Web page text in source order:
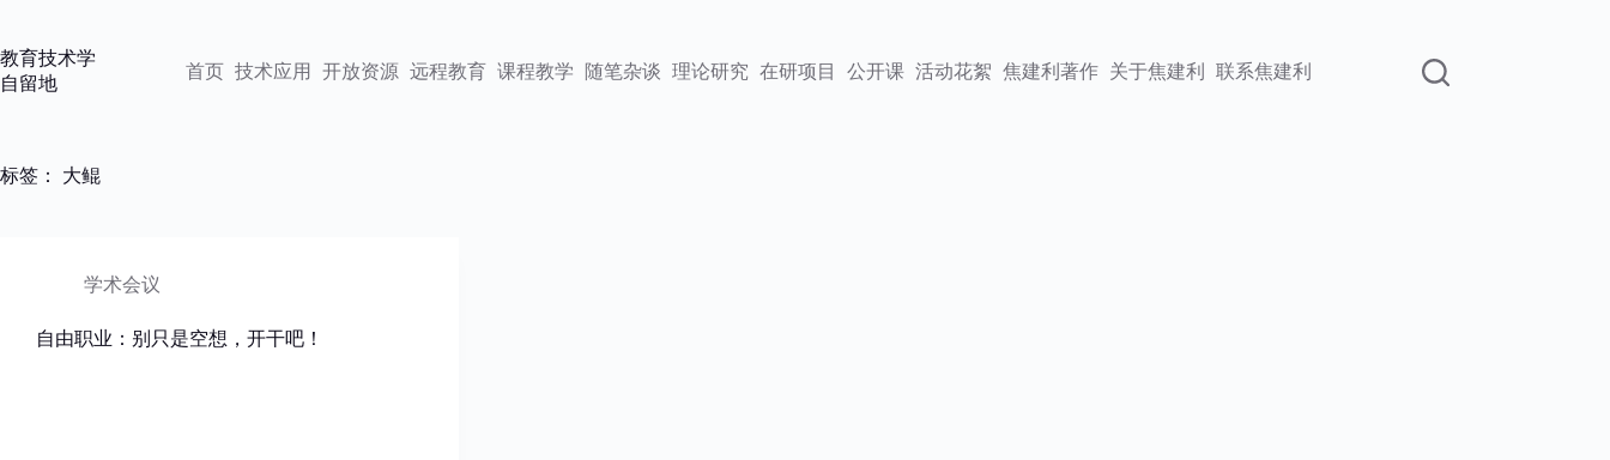
内
容
教育技术学
自留地
首页 技术应用 开放资源 远程教育 课程教学 随笔杂谈 理论研究 在研项目 公开课 活动花絮 焦建利著作 关于焦建利 联系焦建利
标签： 大鲲
学术会议
自由职业：别只是空想，开干吧！